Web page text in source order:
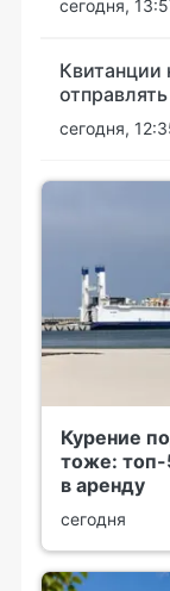
сегодня,
Квитанции
сегодня,
Курение
тоже: топ-
в аренду
сегодня